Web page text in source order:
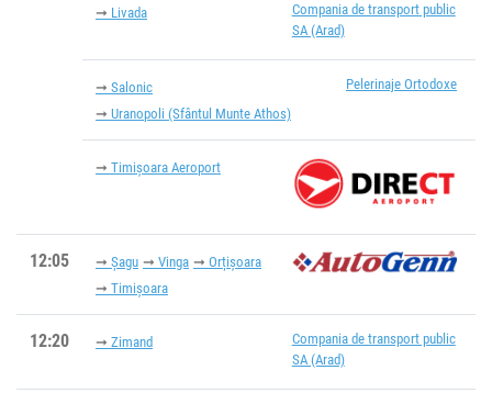
Compania de transport public
SA (Arad)
Livada
Pelerinaje Ortodoxe
Salonic
Uranopoli (Sfântul Munte Athos)
Timișoara Aeroport
12:05 Șagu Vinga
Orțişoara
Timișoara
12:20
Compania de transport public
SA (Arad)
Zimand